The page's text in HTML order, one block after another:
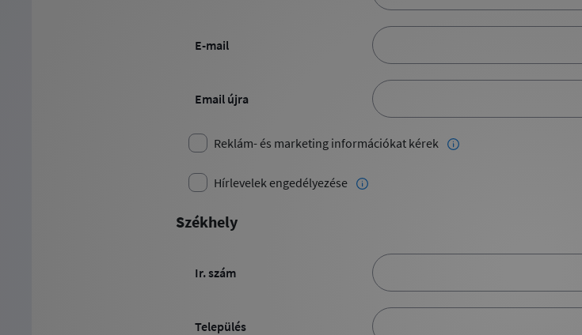
E-mail
Email újra
Reklám- és marketing információkat kérek
Hírlevelek engedélyezése
Székhely
Ir. szám
Település